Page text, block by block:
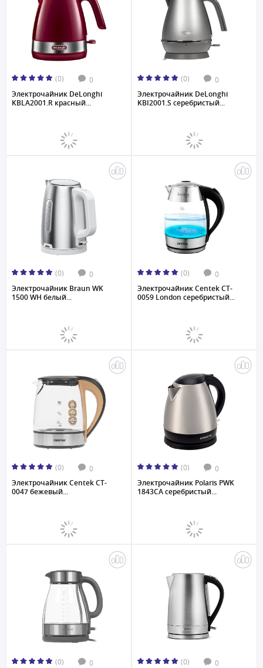
(0) 0
Электрочайник DeLonghi
KBLA2001.R красный...
(0) 0
Электрочайник DeLonghi
KBI2001.S серебристый...
(0) 0
Электрочайник Braun WK
1500 WH белый...
(0) 0
Электрочайник Centek CT-
0059 London серебристый...
(0) 0
Электрочайник Centek CT-
0047 бежевый...
(0) 0
Электрочайник Polaris PWK
1843CA серебристый...
(0) 0 (0) 0